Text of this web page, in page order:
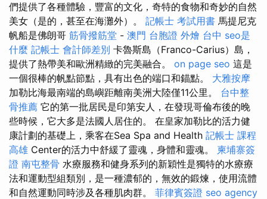
們提供了各種體驗，豐富的文化，奇特的食物和奇妙的自然
美女（是的，甚至在海灘外）。 記帳士 考試用書 馬提尼克
帆船是佛朗哥 筋骨撥筋堂 - 澳門 台胞證 外燴 台中 seo是
什麼 記帳士 會計師差別 卡魯斯島（Franco-Carius）島，
提供了熱帶美和歐洲精緻的完美融合。 on page seo 這是
一個很棒的帆點節點，具有出色的端口和錨點。 大雅按摩
加勒比海最南端的島嶼距離南美洲大陸僅11公里。 台中整
骨推薦 它的第一批居民是印第安人，在發現哥倫布後的晚
些時候，它大多是法國人居住的。 在皇家加勒比的活力健
康計劃的基礎上，乘客在Sea Spa and Health 記帳士 課程
高雄 Center的活力中舒緩了靈魂，身體和靈魂。 柬埔寨簽
證 南屯整骨 水療服務和健身系列的新穎性是獨特的水療療
法和運動型組類別，是一種濃郁的，無效的鍛煉，使用流體
和自然運動同時涉及各種肌肉群。 菲律賓簽證 seo agency